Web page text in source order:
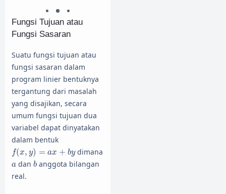
Fungsi Tujuan atau
Fungsi Sasaran
Suatu fungsi tujuan atau
fungsi sasaran dalam
program linier bentuknya
tergantung dari masalah
yang disajikan, secara
umum fungsi tujuan dua
variabel dapat dinyatakan
dalam bentuk
f(x, y) = ax + by
f(x, )= +by dimana
a
a dan b
b anggota bilangan
real.